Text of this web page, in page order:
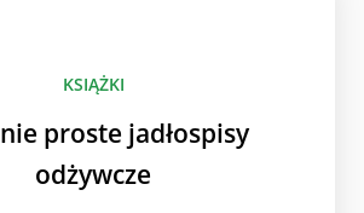
KSIĄŻKI
proste jadłospisy
odżywcze